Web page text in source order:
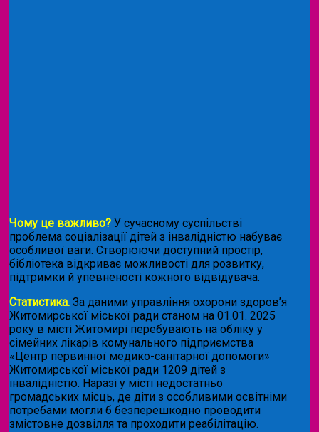
Чому це важливо? У сучасному суспільстві
проблема соціалізації дітей з інвалідністю набуває
особливої ваги. Створюючи доступний простір,
бібліотека відкриває можливості для розвитку,
підтримки й упевненості кожного відвідувача.
Статистика. За даними управління охорони здоров’я
Житомирської міської ради станом на 01.01. 2025
року в місті Житомирі перебувають на обліку у
сімейних лікарів комунального підприємства
«Центр первинної медико-санітарної допомоги»
Житомирської міської ради 1209 дітей з
інвалідністю. Наразі у місті недостатньо
громадських місць, де діти з особливими освітніми
потребами могли б безперешкодно проводити
змістовне дозвілля та проходити реабілітацію.